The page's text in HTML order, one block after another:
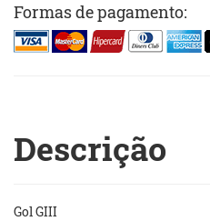
Formas de pagamento:
Descrição
Gol GIII